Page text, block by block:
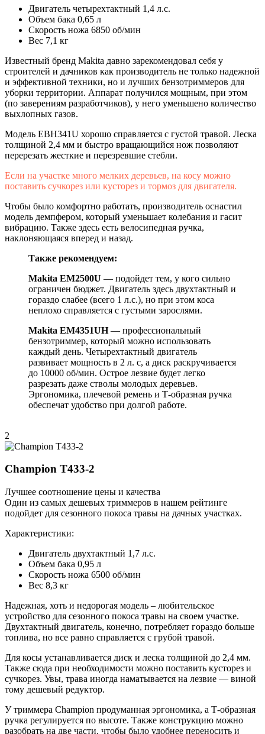
Двигатель четырехтактный 1,4 л.с.
Объем бака 0,65 л
Скорость ножа 6850 об/мин
Вес 7,1 кг
Известный бренд Makita давно зарекомендовал себя у
строителей и дачников как производитель не только надежной
и эффективной техники, но и лучших бензотриммеров для
уборки территории. Аппарат получился мощным, при этом
(по заверениям разработчиков), у него уменьшено количество
выхлопных газов.
Модель EBH341U хорошо справляется с густой травой. Леска
толщиной 2,4 мм и быстро вращающийся нож позволяют
перерезать жесткие и перезревшие стебли.
Если на участке много мелких деревьев, на косу можно
поставить сучкорез или кусторез и тормоз для двигателя.
Чтобы было комфортно работать, производитель оснастил
модель демпфером, который уменьшает колебания и гасит
вибрацию. Также здесь есть велосипедная ручка,
наклоняющаяся вперед и назад.
Также рекомендуем:
Makita EM2500U — подойдет тем, у кого сильно
ограничен бюджет. Двигатель здесь двухтактный и
гораздо слабее (всего 1 л.с.), но при этом коса
неплохо справляется с густыми зарослями.
Makita EM4351UH— профессиональный
бензотриммер, который можно использовать
каждый день. Четырехтактный двигатель
развивает мощность в 2 л. с, а диск раскручивается
до 10000 об/мин. Острое лезвие будет легко
разрезать даже стволы молодых деревьев.
Эргономика, плечевой ремень и Т-образная ручка
обеспечат удобство при долгой работе.
2
Champion T433-2
Лучшее соотношение цены и качества
Один из самых дешевых триммеров в нашем рейтинге
подойдет для сезонного покоса травы на дачных участках.
Характеристики:
Двигатель двухтактный 1,7 л.с.
Объем бака 0,95 л
Скорость ножа 6500 об/мин
Вес 8,3 кг
Надежная, хоть и недорогая модель – любительское
устройство для сезонного покоса травы на своем участке.
Двухтактный двигатель, конечно, потребляет гораздо больше
топлива, но все равно справляется с грубой травой.
Для косы устанавливается диск и леска толщиной до 2,4 мм.
Также сюда при необходимости можно поставить кусторез и
сучкорез. Увы, трава иногда наматывается на лезвие — виной
тому дешевый редуктор.
У триммера Champion продуманная эргономика, а Т-образная
ручка регулируется по высоте. Также конструкцию можно
разобрать на две части, чтобы было удобнее переносить и